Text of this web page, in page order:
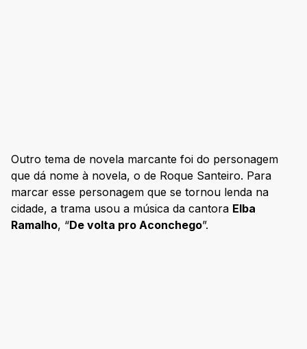
Outro tema de novela marcante foi do personagem
que dá nome à novela, o de Roque Santeiro. Para
marcar esse personagem que se tornou lenda na
cidade, a trama usou a música da cantora Elba
Ramalho, “De volta pro Aconchego”.